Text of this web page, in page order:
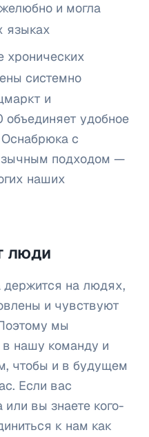
и могла
языках
хронических
системно
и
удобное
с
подходом —
наших
люди
на людях,
и чувствуют
мы
в нашу команду и
чтобы и в будущем
Если вас
или вы знаете кого-
к нам как